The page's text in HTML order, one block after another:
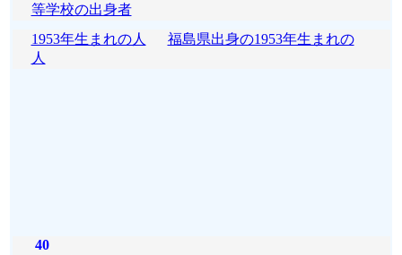
等学校の出身者
1953年生まれの人
福島県出身の1953年生まれの
人
40